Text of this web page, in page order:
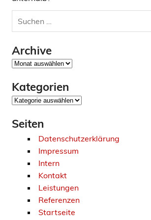
Archive
Archive
Kategorien
Kategorien
Seiten
Datenschutzerklärung
Impressum
Intern
Kontakt
Leistungen
Referenzen
Startseite